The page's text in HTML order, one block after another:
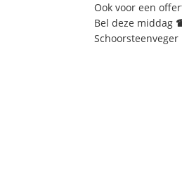
Ook voor een
Bel deze middag